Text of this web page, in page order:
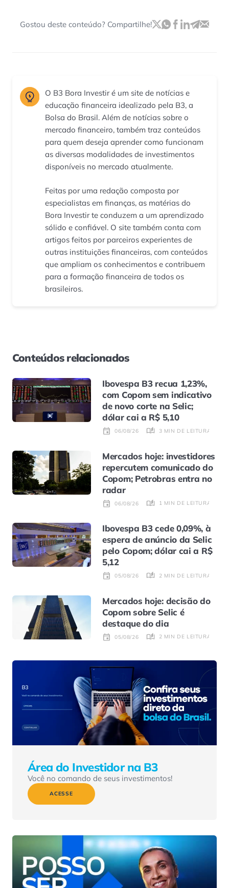
Gostou deste conteúdo? Compartilhe!
O B3 Bora Investir é um site de notícias e
educação financeira idealizado pela B3, a
Bolsa do Brasil. Além de notícias sobre o
mercado financeiro, também traz conteúdos
para quem deseja aprender como funcionam
as diversas modalidades de investimentos
disponíveis no mercado atualmente.
Feitas por uma redação composta por
especialistas em finanças, as matérias do
Bora Investir te conduzem a um aprendizado
sólido e confiável. O site também conta com
artigos feitos por parceiros experientes de
outras instituições financeiras, com conteúdos
que ampliam os conhecimentos e contribuem
para a formação financeira de todos os
brasileiros.
Conteúdos relacionados
Ibovespa B3 recua 1,23%,
com Copom sem indicativo
de novo corte na Selic;
dólar cai a R$ 5,10
06/08/26 3 MIN DE LEITURA
Mercados hoje: investidores
repercutem comunicado do
Copom; Petrobras entra no
radar
06/08/26 1 MIN DE LEITURA
Ibovespa B3 cede 0,09%, à
espera de anúncio da Selic
pelo Copom; dólar cai a R$
5,12
05/08/26 2 MIN DE LEITURA
Mercados hoje: decisão do
Copom sobre Selic é
destaque do dia
05/08/26 2 MIN DE LEITURA
Área do Investidor na B3
Você no comando de seus investimentos!
ACESSE